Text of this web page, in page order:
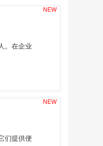
。在企业
NEW
们提供便
NEW